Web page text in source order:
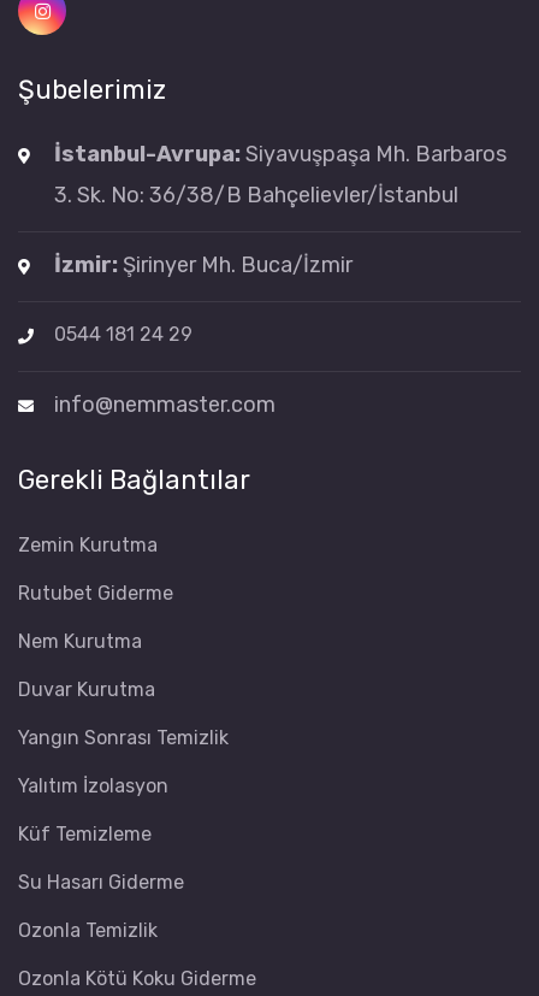
Şubelerimiz
İstanbul-Avrupa: Siyavuşpaşa Mh. Barbaros
3. Sk. No: 36/38/B Bahçelievler/İstanbul
İzmir: Şirinyer Mh. Buca/İzmir
0544 181 24 29
info@nemmaster.com
Gerekli Bağlantılar
Zemin Kurutma
Rutubet Giderme
Nem Kurutma
Duvar Kurutma
Yangın Sonrası Temizlik
Yalıtım İzolasyon
Küf Temizleme
Su Hasarı Giderme
Ozonla Temizlik
Ozonla Kötü Koku Giderme